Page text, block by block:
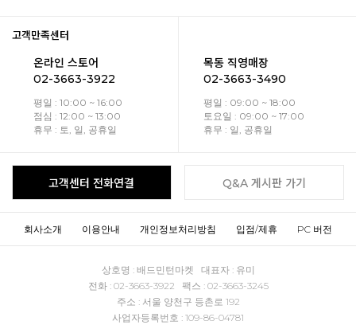
고객만족센터
온라인 스토어
02-3663-3922
평일 : 10:00 ~ 16:00
점심 : 12:00 ~ 13:00
휴무 : 토, 일, 공휴일
목동 직영매장
02-3663-3490
평일 : 09:00 ~ 18:00
토요일 : 09:00 ~ 17:00
휴무 : 일, 공휴일
고객센터 전화연결 Q&A 게시판 가기
회사소개 이용안내 개인정보처리방침 입점/제휴 PC 버전
상호명 : 배드민턴마켓 대표자 : 유미
전화 : 02-3663-3922 팩스 : 02-3663-3245
주소 : 서울 양천구 등촌로 192
사업자등록번호 : 109-86-04781